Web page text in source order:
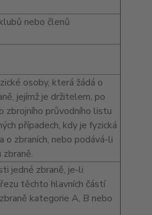
nebo členů
osoby, která žádá o
jejímž je držitelem, po
zbrojního průvodního listu
případech, kdy je fyzická
zbraních, nebo podává-li
jedné zbraně, je-li
těchto hlavních částí
kategorie A, B nebo